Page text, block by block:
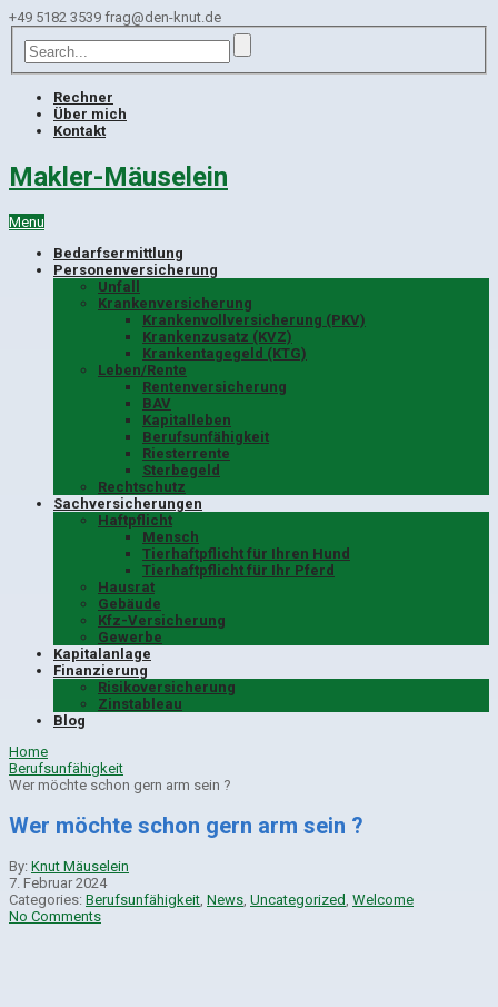
+49 5182 3539 frag@den-knut.de
Rechner
Über mich
Kontakt
Makler-Mäuselein
Menu
Bedarfsermittlung
Personenversicherung
Unfall
Krankenversicherung
Krankenvollversicherung (PKV)
Krankenzusatz (KVZ)
Krankentagegeld (KTG)
Leben/Rente
Rentenversicherung
BAV
Kapitalleben
Berufsunfähigkeit
Riesterrente
Sterbegeld
Rechtschutz
Sachversicherungen
Haftpflicht
Mensch
Tierhaftpflicht für Ihren Hund
Tierhaftpflicht für Ihr Pferd
Hausrat
Gebäude
Kfz-Versicherung
Gewerbe
Kapitalanlage
Finanzierung
Risikoversicherung
Zinstableau
Blog
Home
Berufsunfähigkeit
Wer möchte schon gern arm sein ?
Wer möchte schon gern arm sein ?
By: Knut Mäuselein
7. Februar 2024
Categories: Berufsunfähigkeit News Uncategorized Welcome
No Comments